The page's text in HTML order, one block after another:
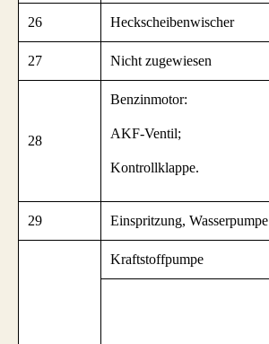
26 Heckscheibenwischer
27 Nicht zugewiesen
28
Benzinmotor:
AKF-Ventil;
Kontrollklappe.
29 Einspritzung, Wasserpumpe
Kraftstoffpumpe